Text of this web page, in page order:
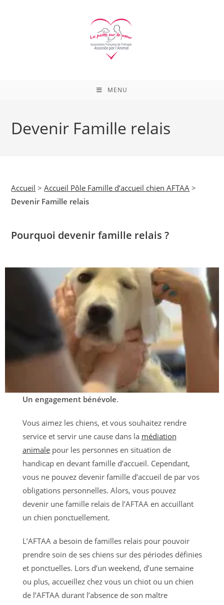
MENU
Devenir Famille relais
Accueil >Accueil Pôle Famille d’accueil chien AFTAA >
Devenir Famille relais
Pourquoi devenir famille relais ?
Un engagement bénévole.
Vous aimez les chiens, et vous souhaitez rendre
service et servir une cause dans la médiation
animalepour les personnes en situation de
handicap en devant famille d’accueil. Cependant,
vous ne pouvez devenir famille d’accueil de par vos
obligations personnelles. Alors, vous pouvez
devenir une famille relais de l’AFTAA en accuillant
un chien ponctuellement.
L’AFTAA a besoin de familles relais pour pouvoir
prendre soin de ses chiens sur des périodes définies
et ponctuelles. Lors d’un weekend, d’une semaine
ou plus, accueillez chez vous un chiot ou un chien
de l’AFTAA durant l’absence de son maître